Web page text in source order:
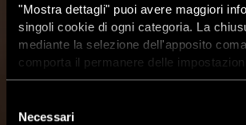
"Mostra dettagli" puoi avere maggiori
singoli cookie di ogni categoria. La
mediante la selezione dell'apposito
comporta il permanere delle
dunque la continuazione della
dei cookie attivi sul sito clicca
delNecessari